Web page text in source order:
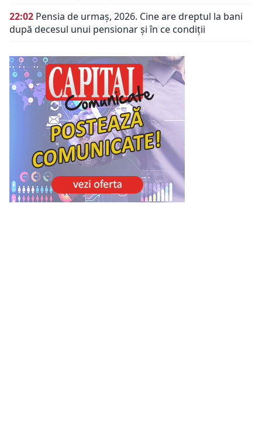
22:02 Pensia de urmaș, 2026. Cine are dreptul la bani
după decesul unui pensionar și în ce condiții